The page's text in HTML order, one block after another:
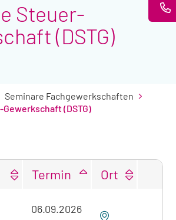
Steuer-
(DSTG)
Seminare Fachgewerkschaften
(DSTG)
Termin Ort
06.09.2026